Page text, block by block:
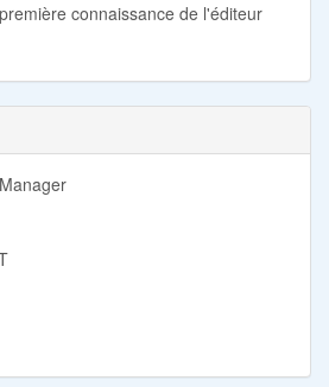
connaissance de l'éditeur